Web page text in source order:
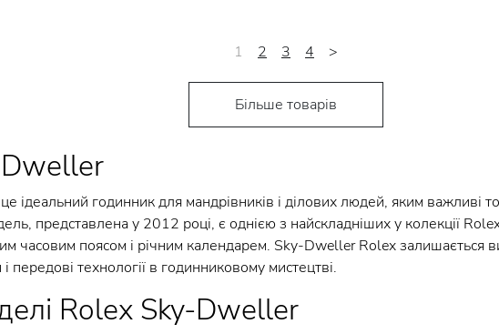
1 2 3 4 >
Більше товарів
ідеальний годинник для мандрівників і ділових людей, яким важливі
представлена у 2012 році, є однією з найскладніших у колекції
часовим поясом і річним календарем. Sky-Dweller Rolex залишається
передові технології в годинниковому мистецтві.
Rolex Sky-Dweller